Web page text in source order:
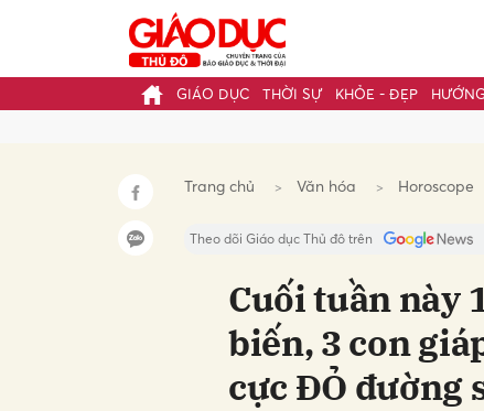
GIÁO DỤC THỜI SỰ KHỎE - ĐẸP
Trang chủ Văn hóa Horoscope
Theo dõi Giáo dục Thủ đô trên
Cuối tuần này
biến, 3 con
cực ĐỎ đường